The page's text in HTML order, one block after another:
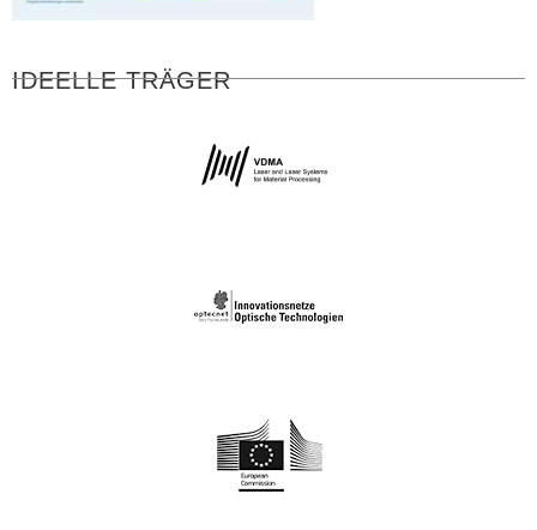
IDEELLE TRÄGER